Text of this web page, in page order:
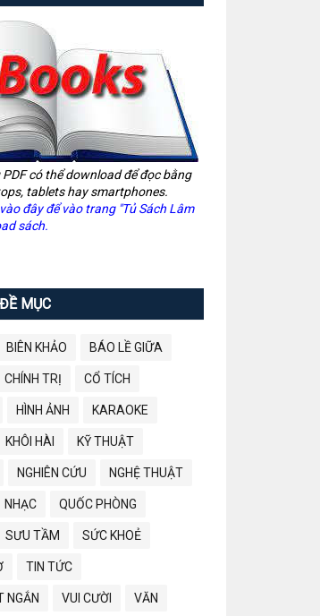
có thể download để đọc bằng
tablets hay smartphones.
đây để vào trang "Tủ Sách Lâm
sách.
MỤC
BIÊN KHẢO BÁO LỀ GIỮA
CHÍNH TRỊ CỔ TÍCH
HÌNH ẢNH KARAOKE
KHÔI HÀI KỸ THUẬT
NGHIÊN CỨU NGHỆ THUẬT
NHẠC QUỐC PHÒNG
SƯU TẦM SỨC KHOẺ
TIN TỨC
NGẮN VUI CƯỜI VĂN